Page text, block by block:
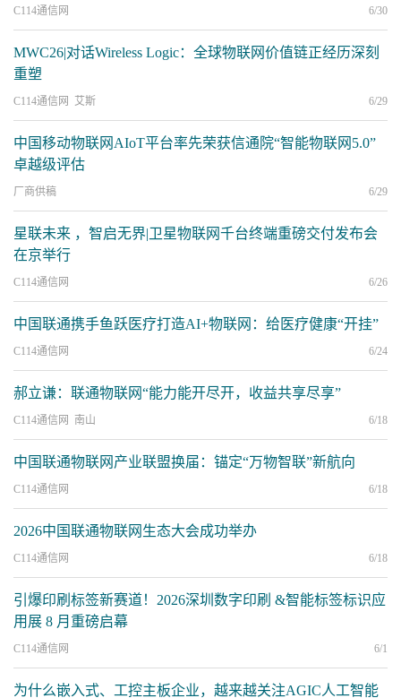
C114通信网 6/30
MWC26|对话Wireless Logic：全球物联网价值链正经历深刻
重塑
C114通信网 艾斯 6/29
中国移动物联网AIoT平台率先荣获信通院“智能物联网5.0”
卓越级评估
厂商供稿 6/29
星联未来 ，智启无界|卫星物联网千台终端重磅交付发布会
在京举行
C114通信网 6/26
中国联通携手鱼跃医疗打造AI+物联网：给医疗健康“开挂”
C114通信网 6/24
郝立谦：联通物联网“能力能开尽开，收益共享尽享”
C114通信网 南山 6/18
中国联通物联网产业联盟换届：锚定“万物智联”新航向
C114通信网 6/18
2026中国联通物联网生态大会成功举办
C114通信网 6/18
引爆印刷标签新赛道！2026深圳数字印刷 &智能标签标识应
用展 8 月重磅启幕
C114通信网 6/1
为什么嵌入式、工控主板企业，越来越关注AGIC人工智能